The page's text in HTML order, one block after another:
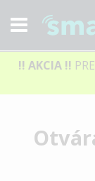
!! AKCIA !!